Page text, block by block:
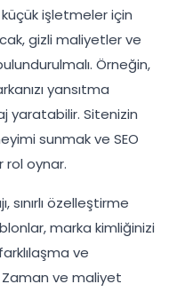
küçük işletmeler için
gizli maliyetler ve
Örneğin,
yansıtma
yaratabilir. Sitenizin
sunmak ve SEO
rol oynar.
sınırlı özelleştirme
marka kimliğinizi
ve
Zaman ve maliyet